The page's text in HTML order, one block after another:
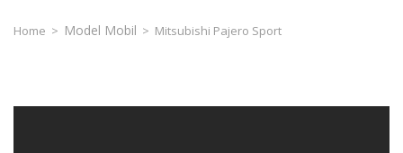
Home > Model Mobil > Mitsubishi Pajero Sport